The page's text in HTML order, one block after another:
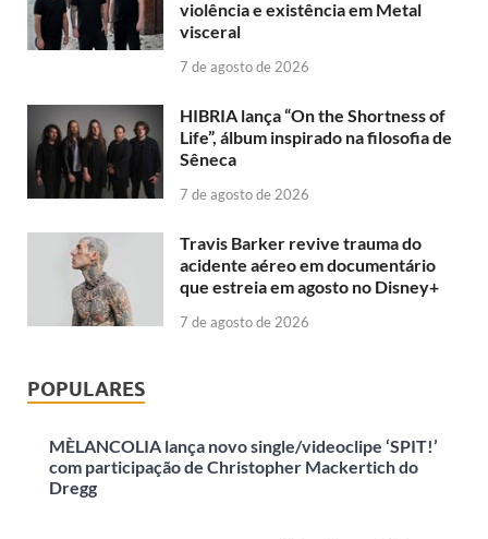
violência e existência em Metal
visceral
7 de agosto de 2026
HIBRIA lança “On the Shortness of
Life”, álbum inspirado na filosofia de
Sêneca
7 de agosto de 2026
Travis Barker revive trauma do
acidente aéreo em documentário
que estreia em agosto no Disney+
7 de agosto de 2026
POPULARES
MÈLANCOLIA lança novo single/videoclipe ‘SPIT!’
com participação de Christopher Mackertich do
Dregg